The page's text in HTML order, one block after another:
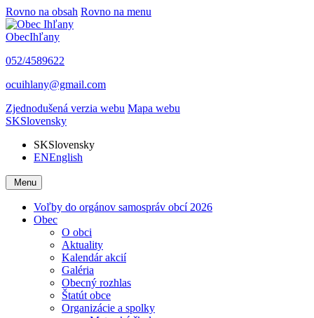
Rovno na obsah Rovno na menu
ObecIhľany
052/4589622
ocuihlany@gmail.com
Zjednodušená verzia webu Mapa webu
SKSlovensky
SKSlovensky
ENEnglish
Menu
Voľby do orgánov samospráv obcí 2026
Obec
O obci
Aktuality
Kalendár akcií
Galéria
Obecný rozhlas
Štatút obce
Organizácie a spolky